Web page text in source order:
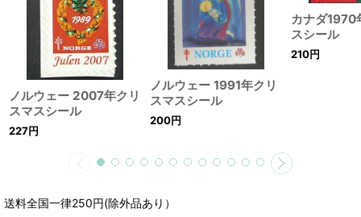
ノルウェー 2007年クリ
スマスシール
227円
ノルウェー 1991年クリ
スマスシール
200円
カナダ1970
スシール
210円
送料全国一律250円(除外品あり）